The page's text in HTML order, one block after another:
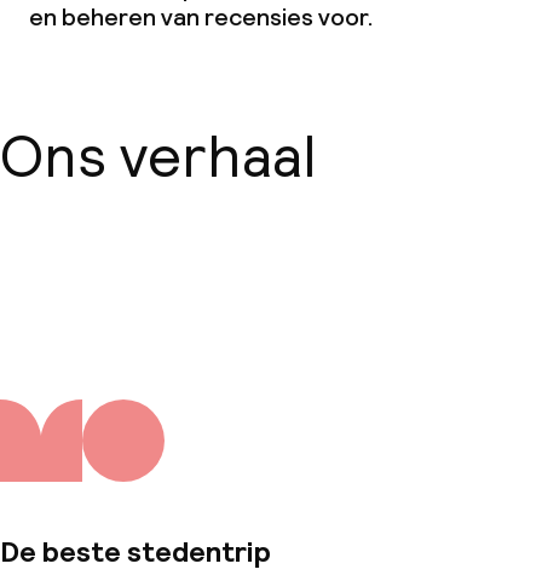
en beheren van recensies voor.
Ons verhaal
De beste stedentrip